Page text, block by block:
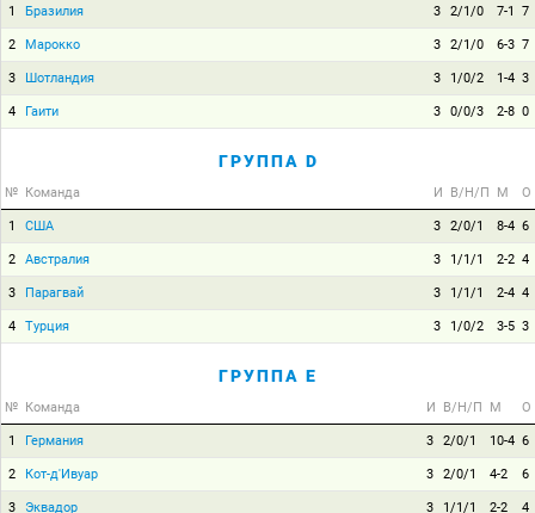
1 Бразилия 3 2/1/0 7-1 7
2 Марокко 3 2/1/0 6-3 7
3 Шотландия 3 1/0/2 1-4 3
4 Гаити 3 0/0/3 2-8 0
ГРУППА D
№ Команда И В/Н/П М О
1 США 3 2/0/1 8-4 6
2 Австралия 3 1/1/1 2-2 4
3 Парагвай 3 1/1/1 2-4 4
4 Турция 3 1/0/2 3-5 3
ГРУППА E
№ Команда И В/Н/П М О
1 Германия 3 2/0/1 10-4 6
2 Кот-д'Ивуар 3 2/0/1 4-2 6
3 Эквадор 3 1/1/1 2-2 4